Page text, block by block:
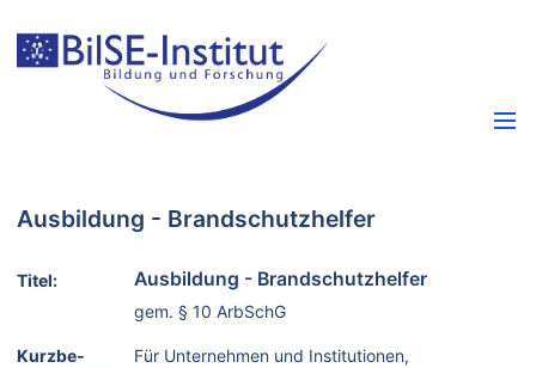
Ausbildung - Brandschutzhelfer
Titel: Ausbildung - Brandschutzhelfer
gem. § 10 ArbSchG
Kurzbe­
Für Unternehmen und Institutionen,